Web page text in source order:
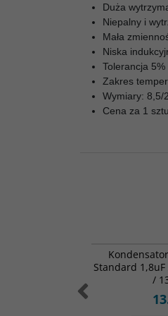
Duża
Niepalny i
Mała
Niska
Tolerancja 5%
Zakres
Wymiary: 8,5/
Cena za 1
Standard 1,8uF
/